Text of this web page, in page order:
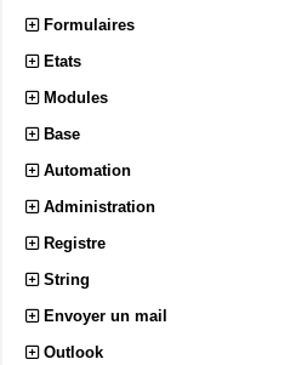
Formulaires
Etats
Modules
Base
Automation
Administration
Registre
String
Envoyer un mail
Outlook